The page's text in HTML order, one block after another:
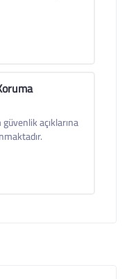
güvenlik açıklarına